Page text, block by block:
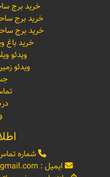
خرید برج
خرید برج
خرید برج
خرید باغ
ویدئو
ویدئو
شماره
ایمیل :